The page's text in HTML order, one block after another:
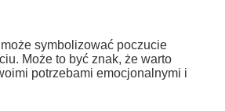
symbolizować poczucie
Może to być znak, że warto
potrzebami emocjonalnymi i